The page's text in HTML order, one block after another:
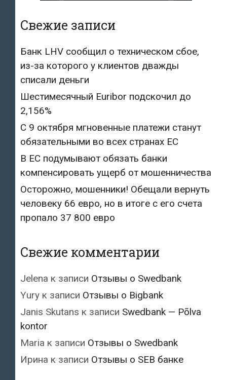
Свежие записи
Банк LHV сообщил о техническом сбое,
из-за которого у клиентов дважды
списали деньги
Шестимесячный Euribor подскочил до
2,156%
С 9 октября мгновенные платежи станут
обязательными во всех странах ЕС
В ЕС подумывают обязать банки
компенсировать ущерб от мошенничества
Осторожно, мошенники! Обещали вернуть
человеку 66 евро, но в итоге с его счета
пропало 37 800 евро
Свежие комментарии
Jelena к записи Отзывы о Swedbank
Yury к записи Отзывы о Bigbank
Janis Skutans к записи Swedbank — Põlva
kontor
Maria к записи Отзывы о Swedbank
Ирина к записи Отзывы о SEB банке